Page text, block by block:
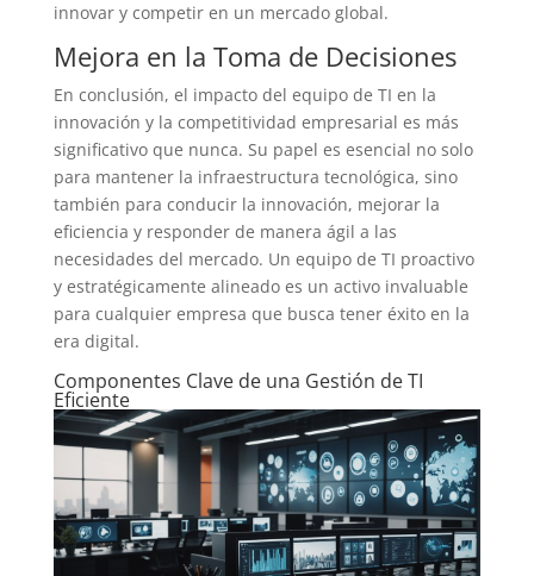
innovar y competir en un mercado global.
Mejora en la Toma de Decisiones
En conclusión, el impacto del equipo de TI en la
innovación y la competitividad empresarial es más
significativo que nunca. Su papel es esencial no solo
para mantener la infraestructura tecnológica, sino
también para conducir la innovación, mejorar la
eficiencia y responder de manera ágil a las
necesidades del mercado. Un equipo de TI proactivo
y estratégicamente alineado es un activo invaluable
para cualquier empresa que busca tener éxito en la
era digital.
Componentes Clave de una Gestión de TI
Eficiente